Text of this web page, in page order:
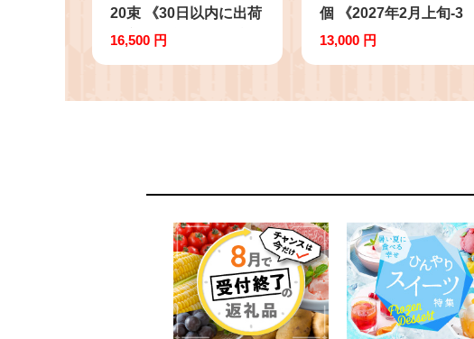
20束 《30日以内に出荷
予定(土日祝除く)》素麺
徳島県 美馬市
16,500 円
個 《2027年2月上旬‐3
月上旬頃出荷》仕出原
リー ジュース ピール
13,000 円